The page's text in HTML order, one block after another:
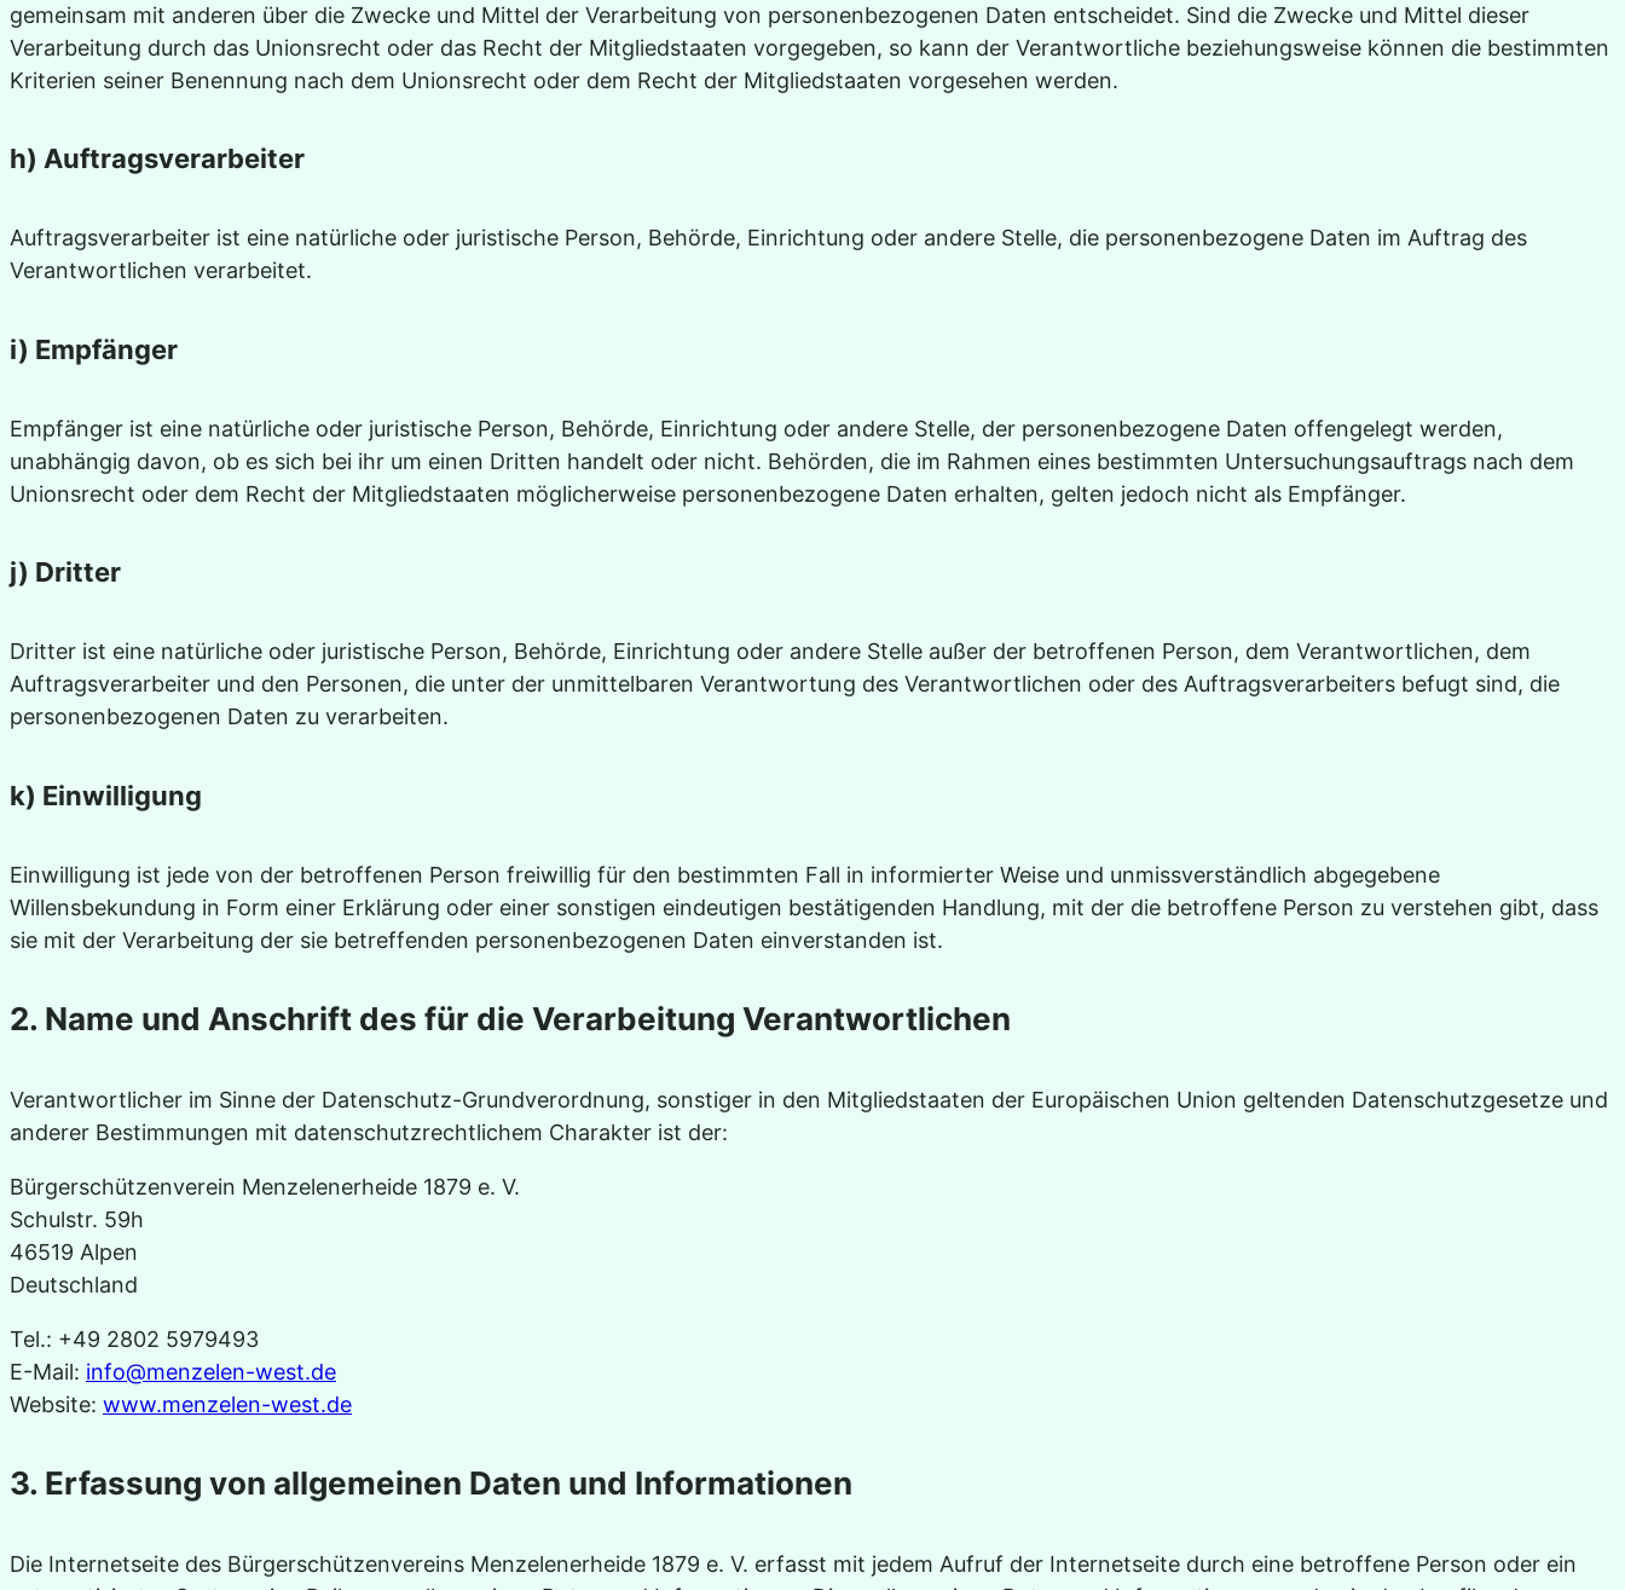
gemeinsam mit anderen über die Zwecke und Mittel der Verarbeitung von personenbezogenen Daten entscheidet. Sind die Zwecke und Mittel dieser
Verarbeitung durch das Unionsrecht oder das Recht der Mitgliedstaaten vorgegeben, so kann der Verantwortliche beziehungsweise können die bestimmten
Kriterien seiner Benennung nach dem Unionsrecht oder dem Recht der Mitgliedstaaten vorgesehen werden.
h) Auftragsverarbeiter
Auftragsverarbeiter ist eine natürliche oder juristische Person, Behörde, Einrichtung oder andere Stelle, die personenbezogene Daten im Auftrag des
Verantwortlichen verarbeitet.
i) Empfänger
Empfänger ist eine natürliche oder juristische Person, Behörde, Einrichtung oder andere Stelle, der personenbezogene Daten offengelegt werden,
unabhängig davon, ob es sich bei ihr um einen Dritten handelt oder nicht. Behörden, die im Rahmen eines bestimmten Untersuchungsauftrags nach dem
Unionsrecht oder dem Recht der Mitgliedstaaten möglicherweise personenbezogene Daten erhalten, gelten jedoch nicht als Empfänger.
j) Dritter
Dritter ist eine natürliche oder juristische Person, Behörde, Einrichtung oder andere Stelle außer der betroffenen Person, dem Verantwortlichen, dem
Auftragsverarbeiter und den Personen, die unter der unmittelbaren Verantwortung des Verantwortlichen oder des Auftragsverarbeiters befugt sind, die
personenbezogenen Daten zu verarbeiten.
k) Einwilligung
Einwilligung ist jede von der betroffenen Person freiwillig für den bestimmten Fall in informierter Weise und unmissverständlich abgegebene
Willensbekundung in Form einer Erklärung oder einer sonstigen eindeutigen bestätigenden Handlung, mit der die betroffene Person zu verstehen gibt, dass
sie mit der Verarbeitung der sie betreffenden personenbezogenen Daten einverstanden ist.
2. Name und Anschrift des für die Verarbeitung Verantwortlichen
Verantwortlicher im Sinne der Datenschutz-Grundverordnung, sonstiger in den Mitgliedstaaten der Europäischen Union geltenden Datenschutzgesetze und
anderer Bestimmungen mit datenschutzrechtlichem Charakter ist der:
Bürgerschützenverein Menzelenerheide 1879 e. V.
Schulstr. 59h
46519 Alpen
Deutschland
Tel.: +49 2802 5979493
E-Mail: info@menzelen-west.de
Website: www.menzelen-west.de
3. Erfassung von allgemeinen Daten und Informationen
Die Internetseite des Bürgerschützenvereins Menzelenerheide 1879 e. V. erfasst mit jedem Aufruf der Internetseite durch eine betroffene Person oder ein